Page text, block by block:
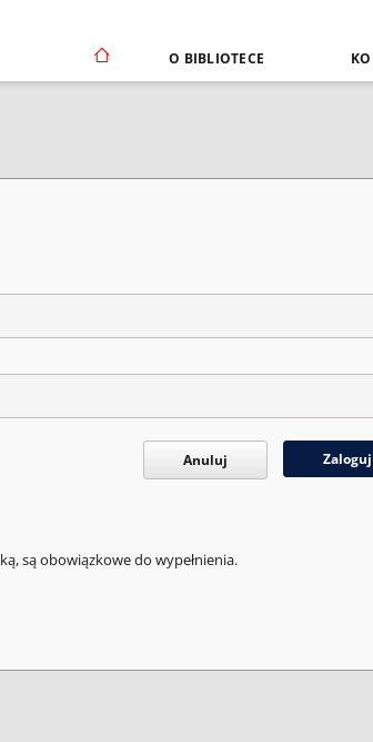
O BIBLIOTECE
Anuluj Zaloguj
są obowiązkowe do wypełnienia.